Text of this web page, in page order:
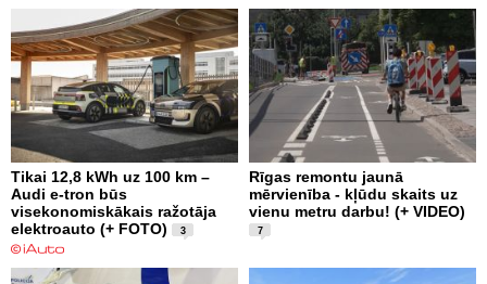
Tikai 12,8 kWh uz 100 km –
Audi e-tron būs
visekonomiskākais ražotāja
elektroauto (+ FOTO)
3
Rīgas remontu jaunā
mērvienība - kļūdu skaits uz
vienu metru darbu! (+ VIDEO)
7